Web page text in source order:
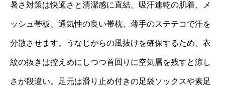
暑さ対策は快適さと清潔感に直結。吸汗速乾の肌着、メ
ッシュ帯板、通気性の良い帯枕、薄手のステテコで汗を
分散させます。うなじからの風抜けを確保するため、衣
紋の抜きは控えめにしつつ首回りに空気層を残すと涼し
さが段違い。足元は滑り止め付きの足袋ソックスや素足